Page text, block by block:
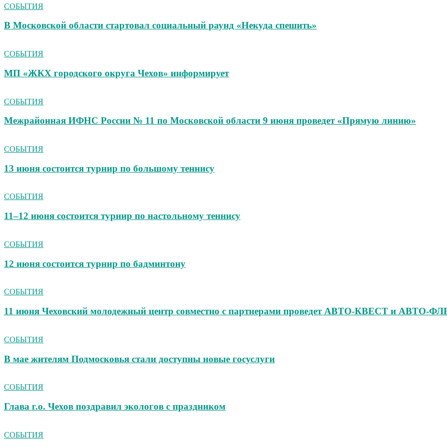
СОБЫТИЯ
В Московской области стартовал социальный раунд «Некуда спешить»
СОБЫТИЯ
МП «ЖКХ городского округа Чехов» информирует
СОБЫТИЯ
Межрайонная ИФНС России № 11 по Московской области 9 июня проведет «Прямую линию»
СОБЫТИЯ
13 июня состоится турнир по большому теннису
СОБЫТИЯ
11–12 июня состоится турнир по настольному теннису
СОБЫТИЯ
12 июня состоится турнир по бадминтону
СОБЫТИЯ
11 июня Чеховский молодежный центр совместно с партнерами проведет АВТО‑КВЕСТ и
СОБЫТИЯ
В мае жителям Подмосковья стали доступны новые госуслуги
СОБЫТИЯ
Глава г.о. Чехов поздравил экологов с праздником
СОБЫТИЯ